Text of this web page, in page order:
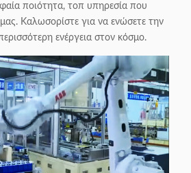
ποιότητα, τοπ υπηρεσία που
Καλωσορίστε για να ενώσετε την
ενέργεια στον κόσμο.